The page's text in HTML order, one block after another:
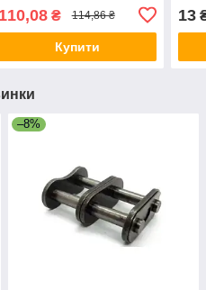
110,08₴ 114,86 ₴
Купити
13
–8%